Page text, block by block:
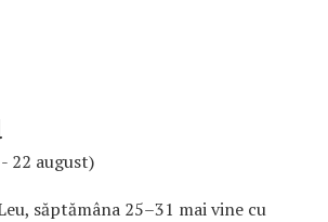
22 august)
săptămâna 25–31 mai vine cu